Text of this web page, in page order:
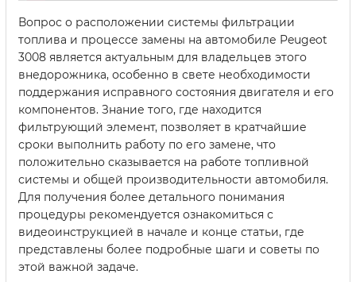
Вопрос о расположении системы фильтрации
топлива и процессе замены на автомобиле Peugeot
3008 является актуальным для владельцев этого
внедорожника, особенно в свете необходимости
поддержания исправного состояния двигателя и его
компонентов. Знание того, где находится
фильтрующий элемент, позволяет в кратчайшие
сроки выполнить работу по его замене, что
положительно сказывается на работе топливной
системы и общей производительности автомобиля.
Для получения более детального понимания
процедуры рекомендуется ознакомиться с
видеоинструкцией в начале и конце статьи, где
представлены более подробные шаги и советы по
этой важной задаче.